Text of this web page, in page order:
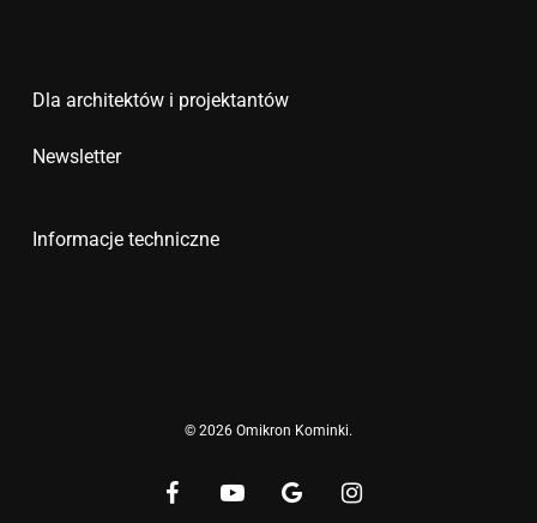
Dla architektów i projektantów
Newsletter
Informacje techniczne
© 2026 Omikron Kominki.
facebookyoutube google- instagram